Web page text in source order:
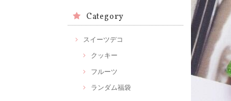
Category
スイーツデコ
クッキー
フルーツ
ランダム福袋